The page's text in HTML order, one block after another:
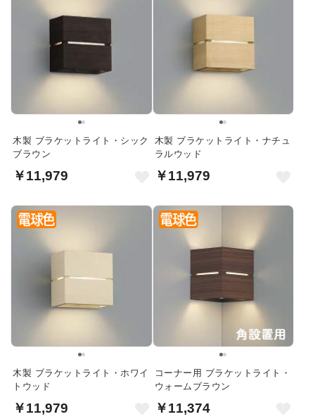
木製 ブラケットライト・シック
ブラウン
￥11,979
木製 ブラケットライト・ナチュ
ラルウッド
￥11,979
木製 ブラケットライト・ホワイ
トウッド
￥11,979
コーナー用 ブラケットライト・
ウォームブラウン
￥11,374